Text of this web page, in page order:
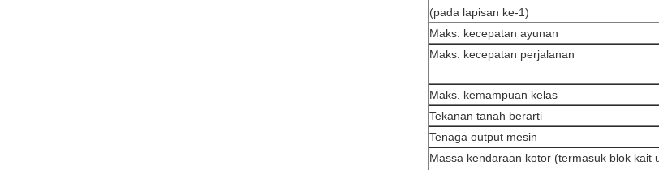
(pada lapisan ke-1)
Maks. kecepatan ayunan
Maks. kecepatan perjalanan
Maks. kemampuan kelas
Tekanan tanah berarti
Tenaga output mesin
Massa kendaraan kotor (termasuk blok kait